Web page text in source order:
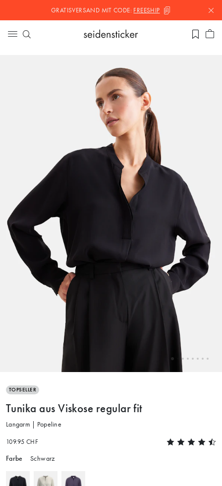
GRATISVERSAND MITCODE: FREESHIP
TOPSELLER
Tunika aus Viskose regular fit
Langarm | Popeline
109.95 CHF
Farbe Schwarz